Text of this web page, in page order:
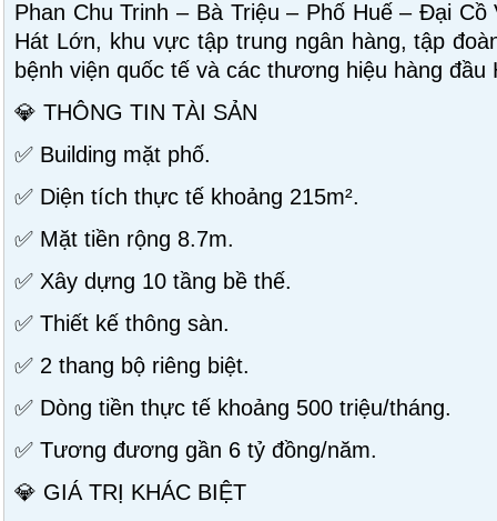
Phan Chu Trinh – Bà Triệu – Phố Huế – Đại
Hát Lớn, khu vực tập trung ngân hàng, tập
bệnh viện quốc tế và các thương hiệu hàng đầu
💎 THÔNG TIN TÀI SẢN
✅ Building mặt phố.
✅ Diện tích thực tế khoảng 215m².
✅ Mặt tiền rộng 8.7m.
✅ Xây dựng 10 tầng bề thế.
✅ Thiết kế thông sàn.
✅ 2 thang bộ riêng biệt.
✅ Dòng tiền thực tế khoảng 500 triệu/tháng.
✅ Tương đương gần 6 tỷ đồng/năm.
💎 GIÁ TRỊ KHÁC BIỆT